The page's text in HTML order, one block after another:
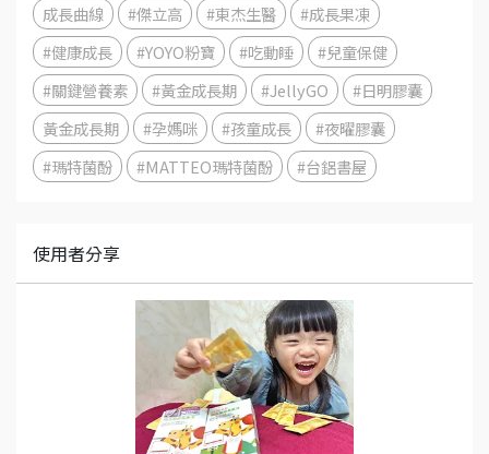
成長曲線
#傑立高 #東杰生醫
#成長果凍
#健康成長
#YOYO粉寶 #吃動睡
#兒童保健
#關鍵營養素
#黃金成長期 #JellyGO
#日明膠囊
黃金成長期
#孕媽咪 #孩童成長
#夜曜膠囊
#瑪特菌酚
#MATTEO瑪特菌酚 #台鋁書屋
使用者分享